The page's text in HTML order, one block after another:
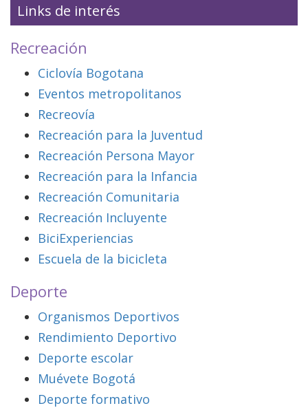
Links de interés
Recreación
Ciclovía Bogotana
Eventos metropolitanos
Recreovía
Recreación para la Juventud
Recreación Persona Mayor
Recreación para la Infancia
Recreación Comunitaria
Recreación Incluyente
BiciExperiencias
Escuela de la bicicleta
Deporte
Organismos Deportivos
Rendimiento Deportivo
Deporte escolar
Muévete Bogotá
Deporte formativo